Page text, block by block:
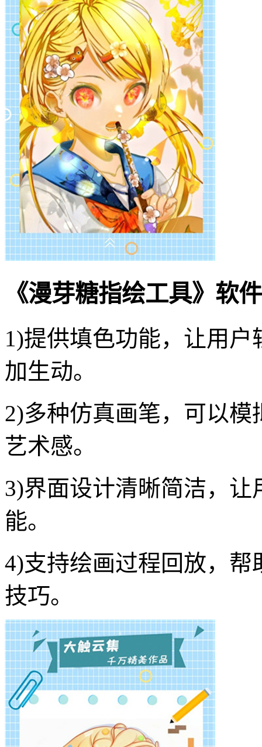
《漫芽糖指绘工具》软
1)提供填色功能，让用
加生动。
2)多种仿真画笔，可以
艺术感。
3)界面设计清晰简洁，
能。
4)支持绘画过程回放，帮
技巧。